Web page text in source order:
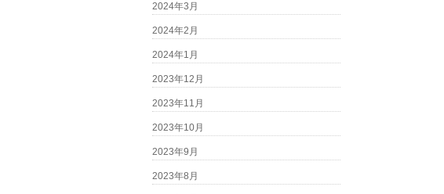
2024年3月
2024年2月
2024年1月
2023年12月
2023年11月
2023年10月
2023年9月
2023年8月